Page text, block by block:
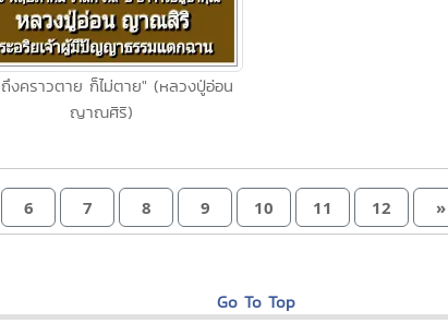
ถึงคราวตาย ก็ไม่ตาย" (หลวงปู่อ่อน
ญาณศิริ)
6 7 8 9 10 11 12 »
Go To Top